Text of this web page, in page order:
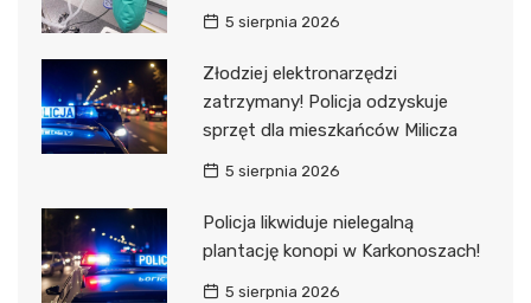
5 sierpnia 2026
Złodziej elektronarzędzi
zatrzymany! Policja odzyskuje
sprzęt dla mieszkańców Milicza
5 sierpnia 2026
Policja likwiduje nielegalną
plantację konopi w Karkonoszach!
5 sierpnia 2026